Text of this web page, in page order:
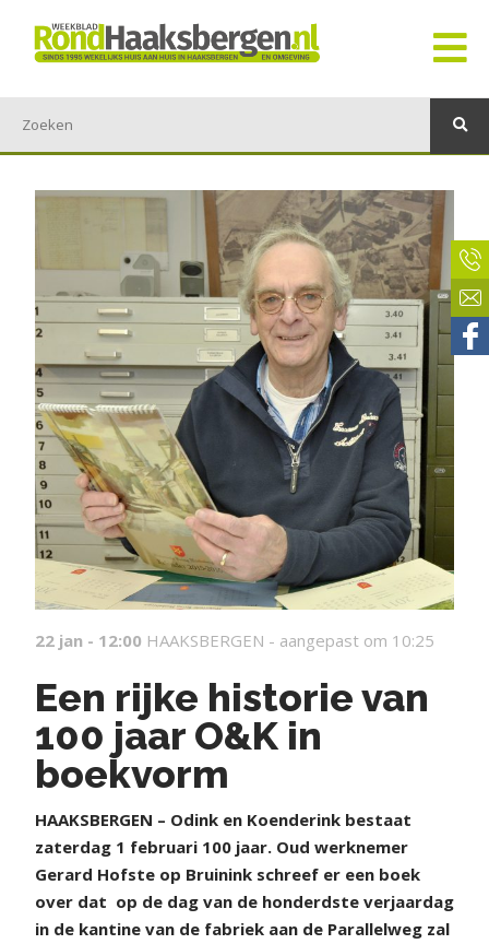
22 jan - 12:00 HAAKSBERGEN - aangepast om 10:25
Een rijke historie van
100 jaar O&K in
boekvorm
HAAKSBERGEN – Odink en Koenderink bestaat
zaterdag 1 februari 100 jaar. Oud werknemer
Gerard Hofste op Bruinink schreef er een boek
over dat op de dag van de honderdste verjaardag
in de kantine van de fabriek aan de Parallelweg zal